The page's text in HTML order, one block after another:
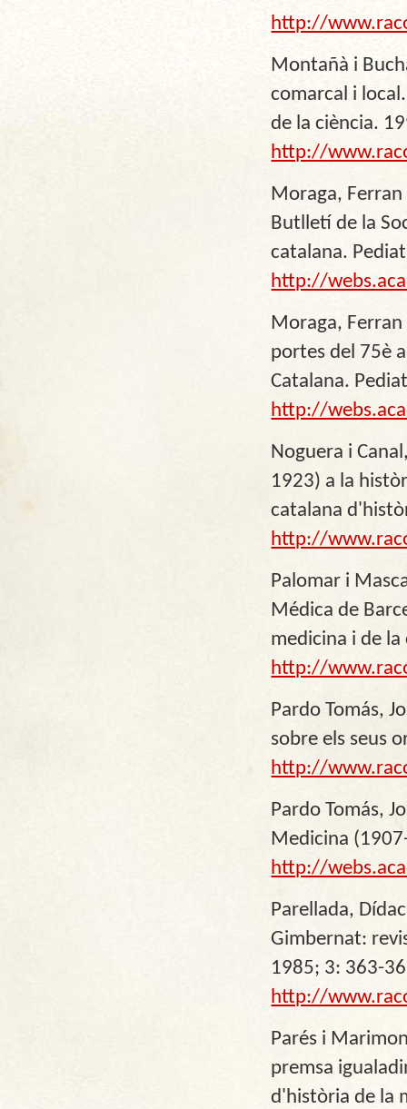
http://
Montañà i
comarcal i
de la ciència.
http://
Moraga, Ferran
Butlletí de la
catalana.
http://
Moraga,
portes del 75è
Catalana.
http://
Noguera i
1923) a la
catalana
http://
Palomar i
Médica de
medicina i de
http://
Pardo Tomás,
sobre els seus
http://
Pardo Tomás,
Medicina
http://
Parellada,
Gimbernat:
1985; 3: 363-
http://
Parés i
premsa
d'història de la